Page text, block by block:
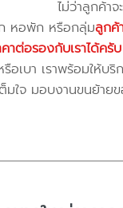
ไม่ว่าลูกค้า
หอพัก หรือกลุ่มลูกค้
าต่อรองกับเราได้ครับ
รือเบา เราพร้อมให้บ
มใจ มอบงานขนย้ายข